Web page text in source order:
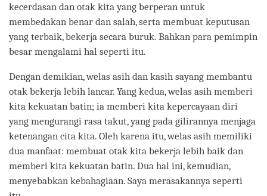
kecerdasan dan otak kita yang berperan untuk
membedakan benar dan salah, serta membuat keputusan
yang terbaik, bekerja secara buruk. Bahkan para pemimpin
besar mengalami hal seperti itu.
Dengan demikian, welas asih dan kasih sayang membantu
otak bekerja lebih lancar. Yang kedua, welas asih memberi
kita kekuatan batin; ia memberi kita kepercayaan diri
yang mengurangi rasa takut, yang pada gilirannya menjaga
ketenangan cita kita. Oleh karena itu, welas asih memiliki
dua manfaat: membuat otak kita bekerja lebih baik dan
memberi kita kekuatan batin. Dua hal ini, kemudian,
menyebabkan kebahagiaan. Saya merasakannya seperti